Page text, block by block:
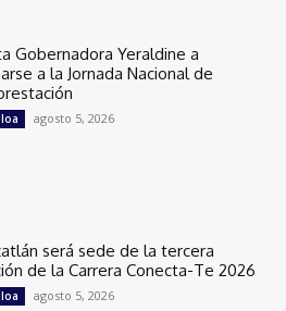
Gobernadora Yeraldine a
a la Jornada Nacional de
agosto 5, 2026
será sede de la tercera
de la Carrera Conecta-Te 2026
agosto 5, 2026